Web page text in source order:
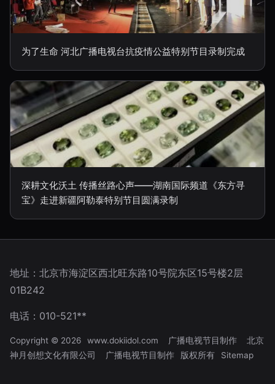
为了生命 河北广播电视台抗疫情公益特别节目录制完成
深耕文化沃土 传播丝路心声——湖南国际频道《东方寻
宝》走进新疆阿勒泰特别节目圆满录制
地址：北京市海淀区西北旺东路10号院东区15号楼2层
01B242
电话：010-521**
Copyright © 2026 www.dokiidol.com 广播电视节目制作
北京
神月创想文化有限公司
广播电视节目制作 版权所有 Sitemap